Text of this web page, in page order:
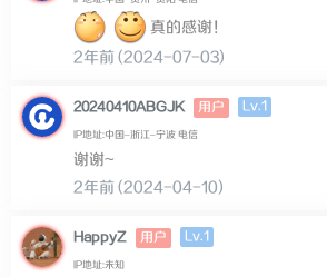
真的感谢！
2年前 (2024-07-03)
20240410ABGJK 用户 Lv.1
IP地址:中国–浙江–宁波 电信
谢谢~
2年前 (2024-04-10)
HappyZ 用户 Lv.1
IP地址:未知